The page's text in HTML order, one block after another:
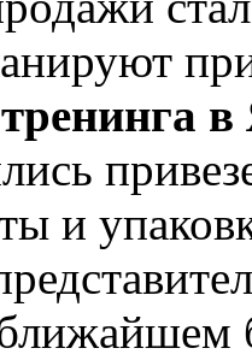
тренинга
и